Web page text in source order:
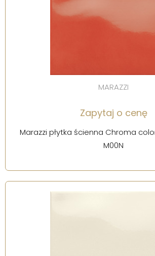
MARAZZI
Zapytaj o cenę
Marazzi płytka ścienna Chroma
M00N